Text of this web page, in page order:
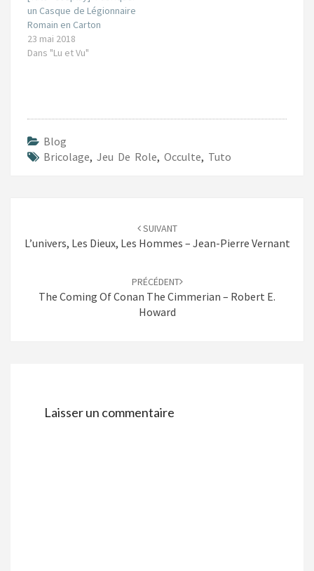
un Casque de Légionnaire
Romain en Carton
23 mai 2018
Dans "Lu et Vu"
Blog
Bricolage, Jeu De Role, Occulte, Tuto
SUIVANT
L’univers, Les Dieux, Les Hommes – Jean-Pierre Vernant
PRÉCÉDENT
The Coming Of Conan The Cimmerian – Robert E.
Howard
Laisser un commentaire